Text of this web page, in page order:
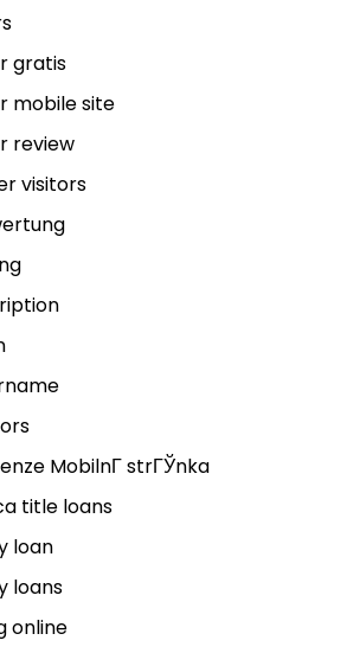
gratis
mobile site
review
visitors
MobilnГ­ strГЎnka
title loans
loan
loans
online